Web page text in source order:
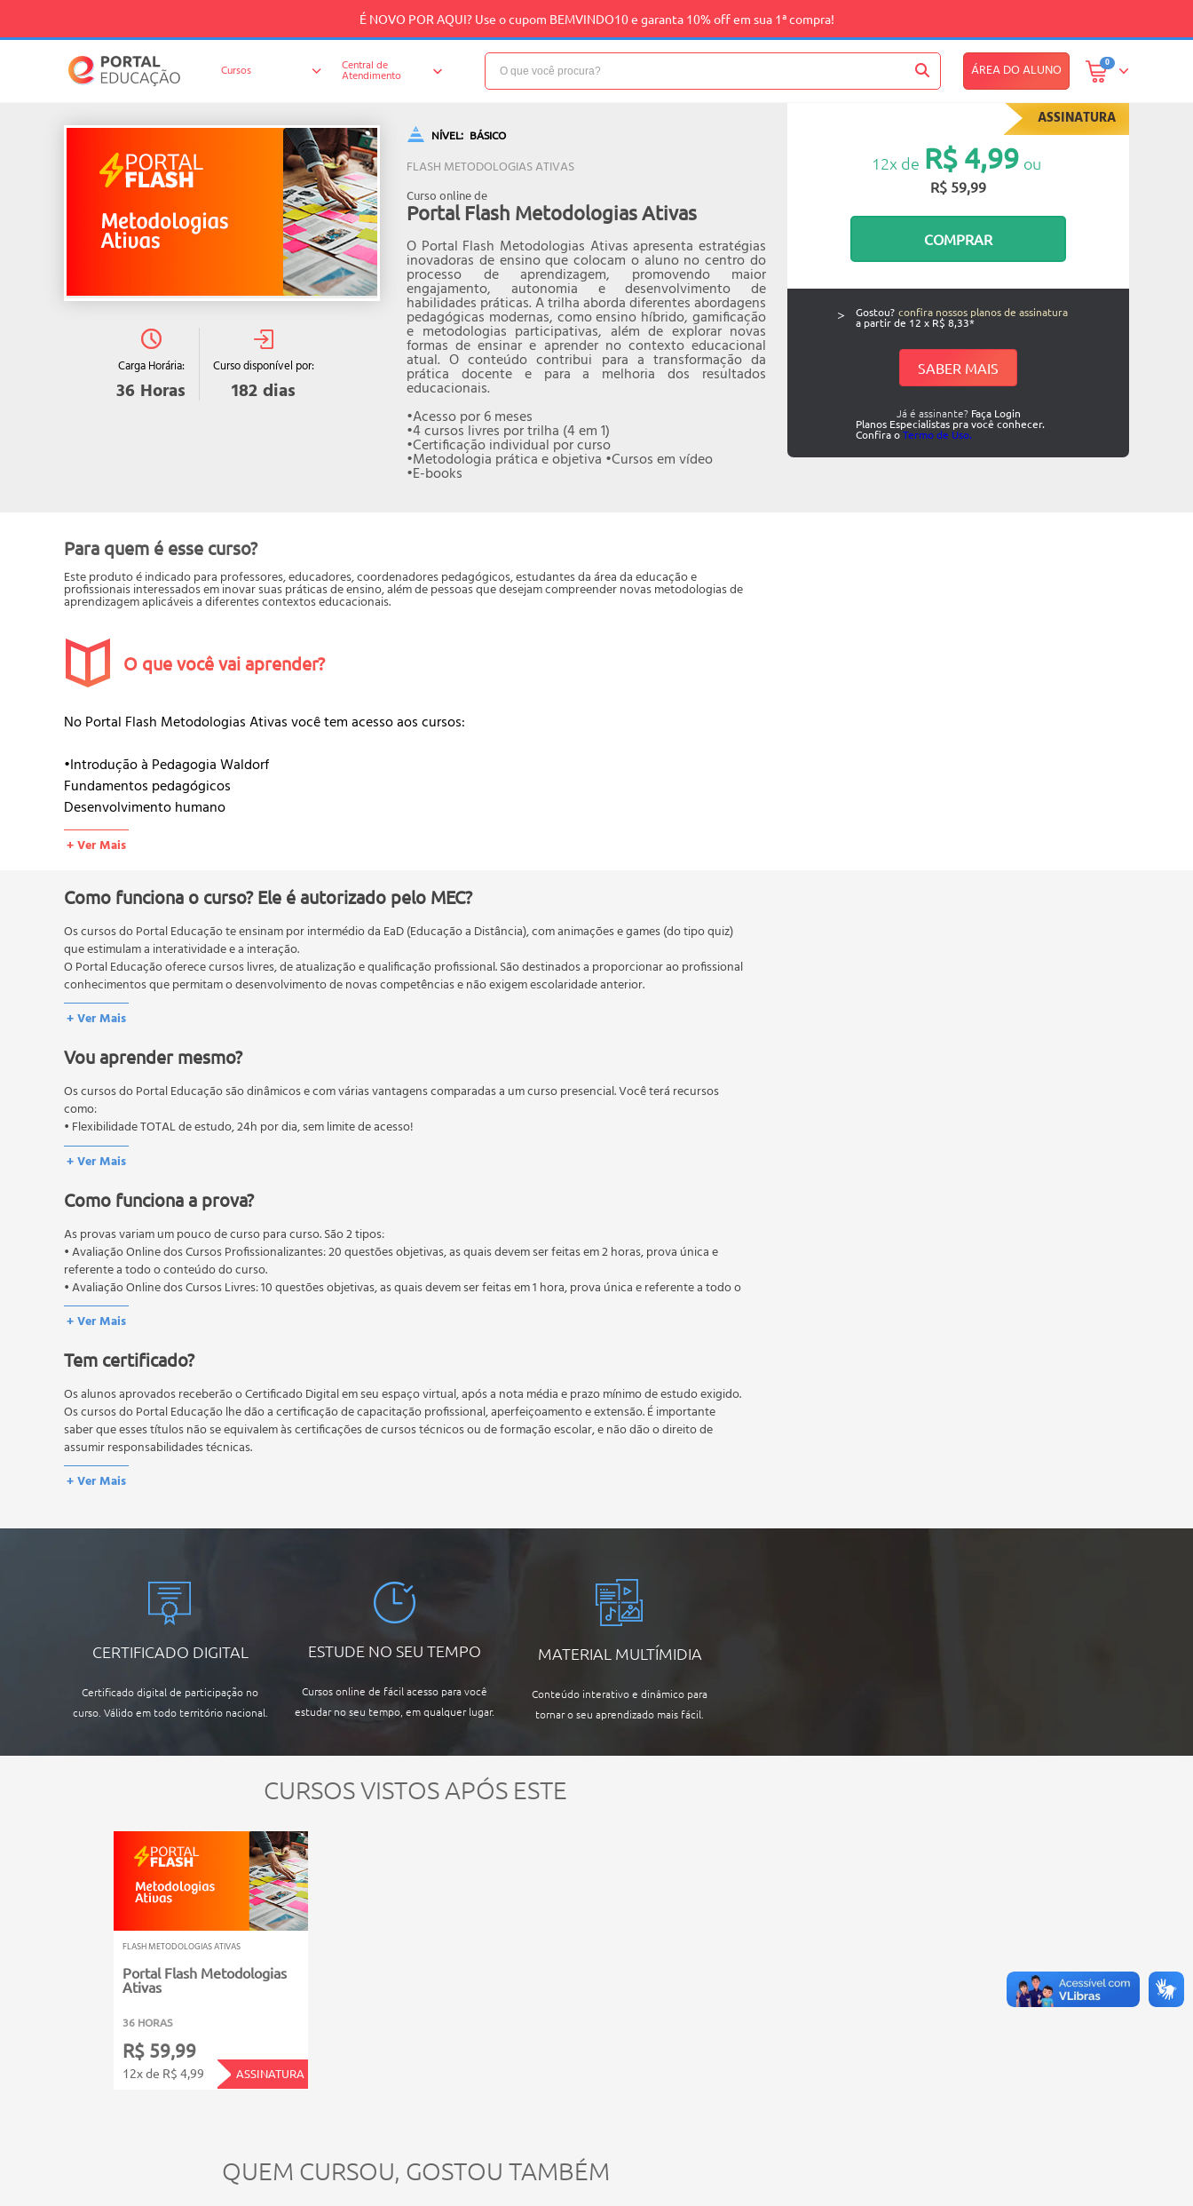
É NOVO POR AQUI? Use o cupom BEMVINDO10 e garanta 10% off em sua 1ª compra!
Cursos Central de
Atendimento ÁREA DO ALUNO 0
Carga Horária:
36 Horas
Curso disponível por:
182dias
NÍVEL: BÁSICO
FLASH METODOLOGIAS ATIVAS
Curso online de
Portal Flash Metodologias Ativas
O Portal Flash Metodologias Ativas apresenta estratégias
inovadoras de ensino que colocam o aluno no centro do
processo de aprendizagem, promovendo maior
engajamento, autonomia e desenvolvimento de
habilidades práticas. A trilha aborda diferentes abordagens
pedagógicas modernas, como ensino híbrido, gamificação
e metodologias participativas, além de explorar novas
formas de ensinar e aprender no contexto educacional
atual. O conteúdo contribui para a transformação da
prática docente e para a melhoria dos resultados
educacionais.
•Acesso por 6 meses
•4 cursos livres por trilha (4 em 1)
•Certificação individual por curso
•Metodologia prática e objetiva •Cursos em vídeo
•E-books
ASSINATURA
R$ 59,99
12x de R$ 4,99 ou
COMPRAR
> Gostou? confira nossos planos de assinatura
a partir de 12 x R$ 8,33*
SABER MAIS
Já é assinante? Faça Login
Planos Especialistas pra você conhecer.
Confira oTermo de Uso.
Para quem é esse curso?
Este produto é indicado para professores, educadores, coordenadores pedagógicos, estudantes da área da educação e
profissionais interessados em inovar suas práticas de ensino, além de pessoas que desejam compreender novas metodologias de
aprendizagem aplicáveis a diferentes contextos educacionais.
O que você vai aprender?
No Portal Flash Metodologias Ativas você tem acesso aos cursos:
•Introdução à Pedagogia Waldorf
Fundamentos pedagógicos
Desenvolvimento humano
Abordagem educacional
Práticas pedagógicas
•Storytelling e Gamificação
Engajamento do aluno
Elementos de gamificação
Aplicações práticas
•Ensino Híbrido
Modelos de ensino
Tecnologia na educação
Planejamento pedagógico
•Novas Maneiras de Ensinar, Novas Formas de Aprender
Educação contemporânea
Aprendizagem ativa
Autonomia do aluno
Inovação educacional
+ Ver Mais
Como funciona o curso? Ele é autorizado pelo MEC?
Os cursos do Portal Educação te ensinam por intermédio da EaD (Educação a Distância), com animações e games (do tipo quiz)
que estimulam a interatividade e a interação.
O Portal Educação oferece cursos livres, de atualização e qualificação profissional. São destinados a proporcionar ao profissional
conhecimentos que permitam o desenvolvimento de novas competências e não exigem escolaridade anterior.
O MEC (Ministério da Educação), trata da política nacional de educação em geral, mas autoriza apenas cursos de graduação e
pós-graduação. Os cursos técnicos e profissionalizantes são autorizados pelas Secretarias Estaduais de Educação.
+ Ver Mais
Vou aprender mesmo?
Os cursos do Portal Educação são dinâmicos e com várias vantagens comparadas a um curso presencial. Você terá recursos
como:
• Flexibilidade TOTAL de estudo, 24h por dia, sem limite de acesso!
+ Ver Mais
Como funciona a prova?
As provas variam um pouco de curso para curso. São 2 tipos:
• Avaliação Online dos Cursos Profissionalizantes: 20 questões objetivas, as quais devem ser feitas em 2 horas, prova única e
referente a todo o conteúdo do curso.
• Avaliação Online dos Cursos Livres: 10 questões objetivas, as quais devem ser feitas em 1 hora, prova única e referente a todo o
conteúdo do curso.
Os estudos, atividades e avaliações devem ser feitos dentro do prazo estipulado no calendário do curso.
reprovação, o aluno poderá realizar novamente a prova dentro do período do curso quantas vezes desejar. Os cursos gratuitos
+ Ver Mais
Tem certificado?
Os alunos aprovados receberão o Certificado Digital em seu espaço virtual, após a nota média e prazo mínimo de estudo exigido.
Os cursos do Portal Educação lhe dão a certificação de capacitação profissional, aperfeiçoamento e extensão. É importante
saber que esses títulos não se equivalem às certificações de cursos técnicos ou de formação escolar, e não dão o direito de
assumir responsabilidades técnicas.
+ Ver Mais
CERTIFICADO DIGITAL
Certificado digital de participação no
curso. Válido em todo território nacional.
ESTUDE NO SEU TEMPO
Cursos online de fácil acesso para você
estudar no seu tempo, em qualquer lugar.
MATERIAL MULTÍMIDIA
Conteúdo interativo e dinâmico para
tornar o seu aprendizado mais fácil.
CURSOS VISTOS APÓS ESTE
FLASH METODOLOGIAS ATIVAS
Portal Flash Metodologias
Ativas
36 HORAS
R$ 59,99
12x de R$ 4,99 ASSINATURA
QUEM CURSOU, GOSTOU TAMBÉM